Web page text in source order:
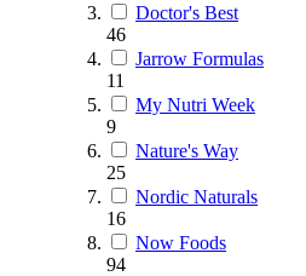
Doctor's Best
46
Jarrow Formulas
11
My Nutri Week
9
Nature's Way
25
Nordic Naturals
16
Now Foods
94